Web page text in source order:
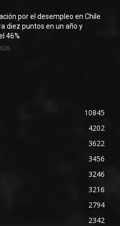
por el desempleo en Chile
diez puntos en un año y
46%
10845
4202
3622
3456
3246
3216
2794
2342